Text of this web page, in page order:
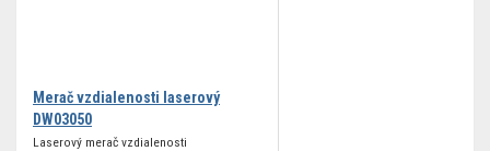
Merač vzdialenosti laserový
DW03050
Laserový merač vzdialenosti